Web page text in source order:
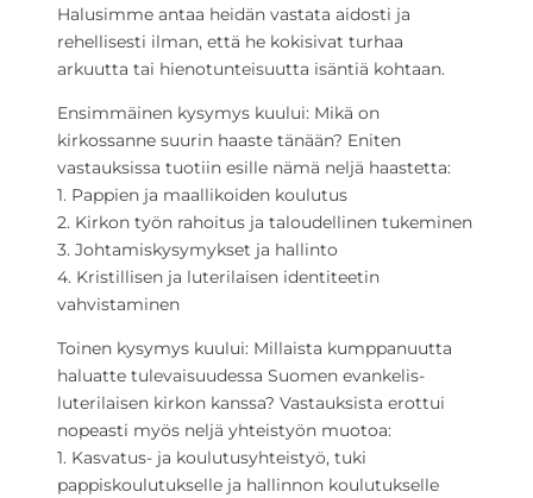
Halusimme antaa heidän vastata aidosti ja
rehellisesti ilman, että he kokisivat turhaa
arkuutta tai hienotunteisuutta isäntiä kohtaan.
Ensimmäinen kysymys kuului: Mikä on
kirkossanne suurin haaste tänään? Eniten
vastauksissa tuotiin esille nämä neljä haastetta:
1. Pappien ja maallikoiden koulutus
2. Kirkon työn rahoitus ja taloudellinen tukeminen
3. Johtamiskysymykset ja hallinto
4. Kristillisen ja luterilaisen identiteetin
vahvistaminen
Toinen kysymys kuului: Millaista kumppanuutta
haluatte tulevaisuudessa Suomen evankelis-
luterilaisen kirkon kanssa? Vastauksista erottui
nopeasti myös neljä yhteistyön muotoa:
1. Kasvatus- ja koulutusyhteistyö, tuki
pappiskoulutukselle ja hallinnon koulutukselle